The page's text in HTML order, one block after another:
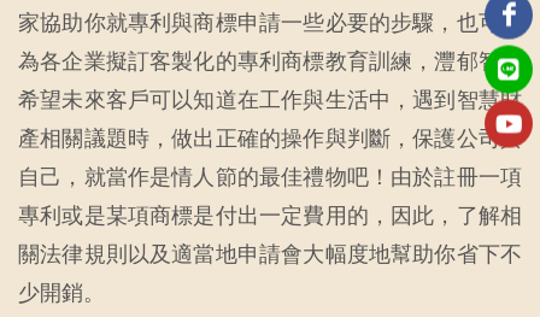
家協助你就專利與商標申請一些必要的步驟，也可以
為各企業擬訂客製化的專利商標教育訓練，灃郁智權
希望未來客戶可以知道在工作與生活中，遇到智慧財
產相關議題時，做出正確的操作與判斷，保護公司與
自己，就當作是情人節的最佳禮物吧！由於註冊一項
專利或是某項商標是付出一定費用的，因此，了解相
關法律規則以及適當地申請會大幅度地幫助你省下不
少開銷。